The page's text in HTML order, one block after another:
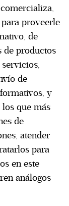
proveerle
de
de productos
de
y
que más
de
atender
para
en este
análogos